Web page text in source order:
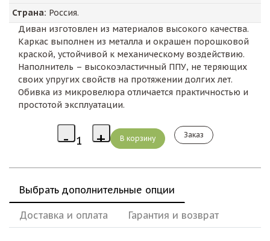
Страна: Россия.
Диван изготовлен из материалов высокого качества.
Каркас выполнен из металла и окрашен порошковой
краской, устойчивой к механическому воздействию.
Наполнитель – высокоэластичный ППУ, не теряющих
своих упругих свойств на протяжении долгих лет.
Обивка из микровелюра отличается практичностью и
простотой эксплуатации.
Заказ
Выбрать дополнительные опции
Доставка и оплата Гарантия и возврат